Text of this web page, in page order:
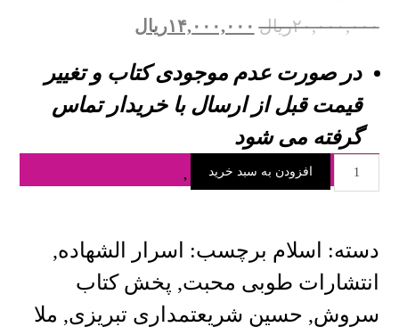
۲۰,۰۰۰,۰۰۰ریال ۱۴,۰۰۰,۰۰۰ریال
در صورت عدم موجودی کتاب و تغییر
قیمت قبل از ارسال با خریدار تماس
گرفته می شود
افزودن به سبد خرید
دسته: اسلام برچسب: اسرار الشهاده,
انتشارات طوبی محبت, پخش کتاب
سروش, حسین شریعتمداری تبریزی, ملا